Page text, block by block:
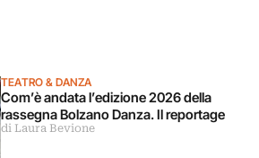
TEATRO & DANZA
Com’è andata l’edizione 2026 della
rassegna Bolzano Danza. Il reportage
di Laura Bevione